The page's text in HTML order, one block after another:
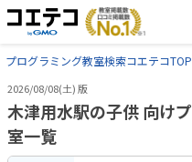
プログラミング教室検索コエテコTOP
2026/08/08(土) 版
木津用水駅の子供 向け
室一覧